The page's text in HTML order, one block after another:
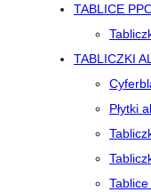
TABLICE
TABLICZKI
Płytki